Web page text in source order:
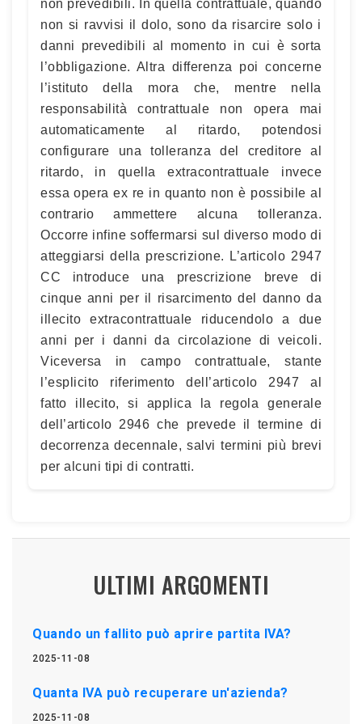
non prevedibili. In quella contrattuale, quando
non si ravvisi il dolo, sono da risarcire solo i
danni prevedibili al momento in cui è sorta
l’obbligazione. Altra differenza poi concerne
l’istituto della mora che, mentre nella
responsabilità contrattuale non opera mai
automaticamente al ritardo, potendosi
configurare una tolleranza del creditore al
ritardo, in quella extracontrattuale invece
essa opera ex re in quanto non è possibile al
contrario ammettere alcuna tolleranza.
Occorre infine soffermarsi sul diverso modo di
atteggiarsi della prescrizione. L’articolo 2947
CC introduce una prescrizione breve di
cinque anni per il risarcimento del danno da
illecito extracontrattuale riducendolo a due
anni per i danni da circolazione di veicoli.
Viceversa in campo contrattuale, stante
l’esplicito riferimento dell’articolo 2947 al
fatto illecito, si applica la regola generale
dell’articolo 2946 che prevede il termine di
decorrenza decennale, salvi termini più brevi
per alcuni tipi di contratti.
ULTIMI ARGOMENTI
Quando un fallito può aprire partita IVA?
2025-11-08
Quanta IVA può recuperare un'azienda?
2025-11-08